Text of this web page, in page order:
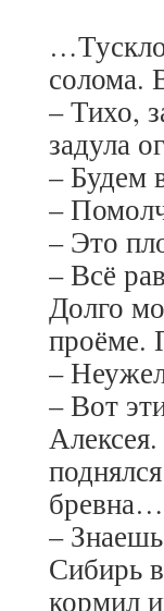
солома.
– Тихо,
задула
– Будем
–
– Это
– Всё
Долго
проёме.
–
– Вот
бревна…
–
Сибирь
кормил